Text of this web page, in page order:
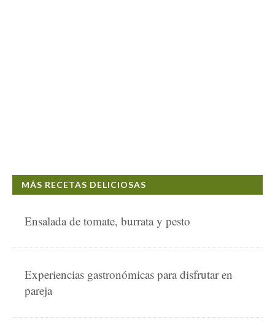
MÁS RECETAS DELICIOSAS
Ensalada de tomate, burrata y pesto
Experiencias gastronómicas para disfrutar en
pareja